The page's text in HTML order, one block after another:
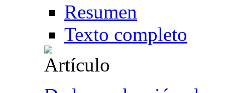
Resumen
Texto completo